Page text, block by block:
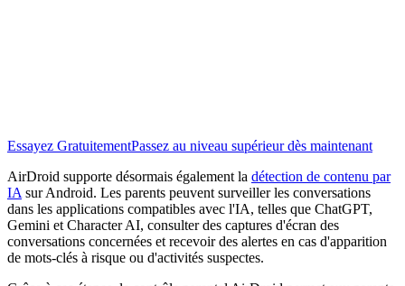
Essayez GratuitementPassez au niveau supérieur dès maintenant
AirDroid supporte désormais également la détection de contenu par
IA sur Android. Les parents peuvent surveiller les conversations
dans les applications compatibles avec l'IA, telles que ChatGPT,
Gemini et Character AI, consulter des captures d'écran des
conversations concernées et recevoir des alertes en cas d'apparition
de mots-clés à risque ou d'activités suspectes.